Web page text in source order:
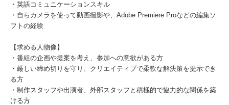
・英語コミュニケーションスキル
・自らカメラを使って動画撮影や、Adobe Premiere Proなどの編集ソ
フトの経験
【求める人物像】
・番組の企画や提案を考え、参加への意欲がある方
・厳しい締め切りを守り、クリエイティブで柔軟な解決策を提示でき
る方
・制作スタッフや出演者、外部スタッフと積極的で協力的な関係を築
ける方